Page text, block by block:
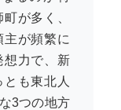
が多く、
が頻繁に
想力で、新
も東北人
3つの地方